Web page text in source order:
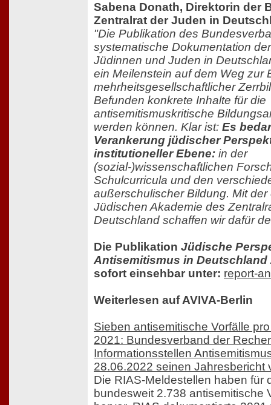
Sabena Donath, Direktorin der
Zentralrat der Juden in
"Die Publikation des
systematische Dokumentation
Jüdinnen und Juden in
ein Meilenstein auf dem Weg zur
mehrheitsgesellschaftlicher
Befunden konkrete Inhalte für die
antisemitismuskritische
werden können. Klar ist: Es
Verankerung jüdischer
institutioneller Ebene: in der
(sozial-)wissenschaftlichen
Schulcurricula und den
außerschulischer Bildung. Mit
Jüdischen Akademie des
Deutschland schaffen wir dafür
Die Publikation Jüdische
Antisemitismus in Deutschland
sofort einsehbar unter: report-
Weiterlesen auf AVIVA-Berlin
Sieben antisemitische Vorfälle
2021: Bundesverband der
Informationsstellen
28.06.2022 seinen Jahresbericht
Die RIAS-Meldestellen haben für
bundesweit 2.738 antisemitische